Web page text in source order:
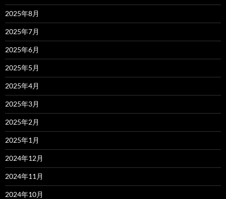
2025年8月
2025年7月
2025年6月
2025年5月
2025年4月
2025年3月
2025年2月
2025年1月
2024年12月
2024年11月
2024年10月